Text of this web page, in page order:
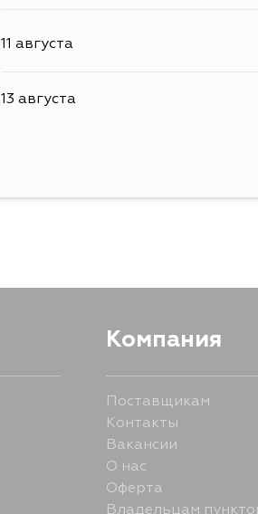
11 августа
13 августа
Компания
Поставщикам
Контакты
Вакансии
О нас
Оферта
Владельцам